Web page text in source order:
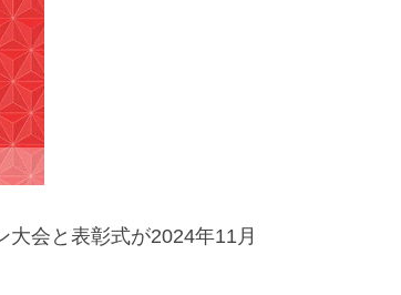
会と表彰式が2024年11月